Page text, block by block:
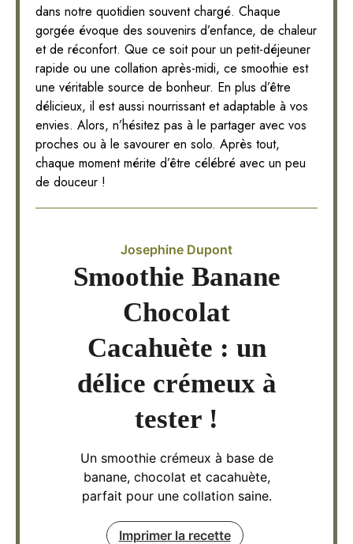
dans notre quotidien souvent chargé. Chaque
gorgée évoque des souvenirs d’enfance, de chaleur
et de réconfort. Que ce soit pour un petit-déjeuner
rapide ou une collation après-midi, ce smoothie est
une véritable source de bonheur. En plus d’être
délicieux, il est aussi nourrissant et adaptable à vos
envies. Alors, n’hésitez pas à le partager avec vos
proches ou à le savourer en solo. Après tout,
chaque moment mérite d’être célébré avec un peu
de douceur !
Josephine Dupont
Smoothie Banane
Chocolat
Cacahuète : un
délice crémeux à
tester !
Un smoothie crémeux à base de
banane, chocolat et cacahuète,
parfait pour une collation saine.
Imprimer la recette